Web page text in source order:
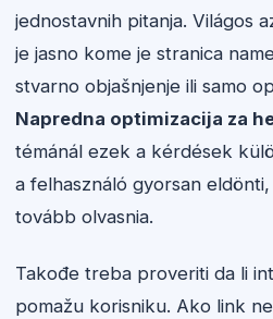
jednostavnih pitanja. Világos
je jasno kome je stranica
stvarno objašnjenje ili samo
Napredna optimizacija za
témánál ezek a kérdések
a felhasználó gyorsan
tovább olvasnia.
Takođe treba proveriti da li
pomažu korisniku. Ako link